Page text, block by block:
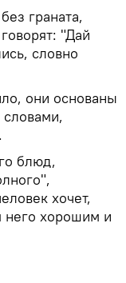
граната,
"Дай
словно
они основаны
блюд,
хочет,
него хорошим и